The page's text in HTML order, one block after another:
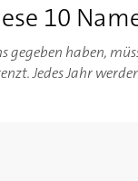
10
gegeben haben,
Jedes Jahr